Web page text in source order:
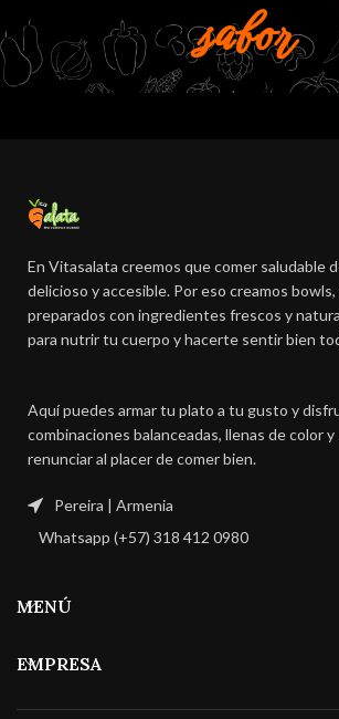
sabor
En Vitasalata creemos que comer saludable
delicioso y accesible. Por eso creamos
preparados con ingredientes frescos y
para nutrir tu cuerpo y hacerte sentir bien
Aquí puedes armar tu plato a tu gusto y
combinaciones balanceadas, llenas de color y
renunciar al placer de comer bien.
Pereira | Armenia
Whatsapp (+57) 318 412 0980
MENÚ
EMPRESA